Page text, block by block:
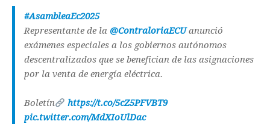
#AsambleaEc2025
Representante de la @ContraloriaECUanunció
exámenes especiales a los gobiernos autónomos
descentralizados que se benefician de las asignaciones
por la venta de energía eléctrica.
Boletín
https://t.co/5cZ5PFVBT9
pic.twitter.com/MdXIoUlDac